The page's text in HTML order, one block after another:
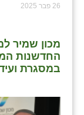
26 פבר 2025
מכון שמיר
החדשנות
במסגרת
מגשימים
מישר
מנחמיה